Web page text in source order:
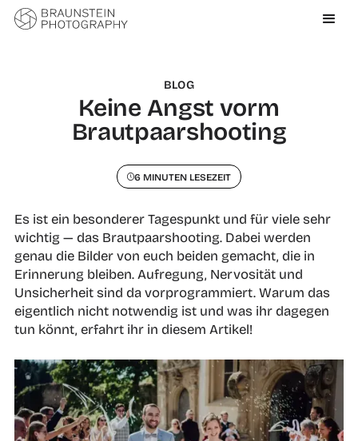
BLOG
Keine Angst vorm
Brautpaarshooting
6 MINUTEN LESEZEIT
Es ist ein besonderer Tagespunkt und für viele sehr
wichtig — das Brautpaarshooting. Dabei werden
genau die Bilder von euch beiden gemacht, die in
Erinnerung bleiben. Aufregung, Nervosität und
Unsicherheit sind da vorprogrammiert. Warum das
eigentlich nicht notwendig ist und was ihr dagegen
tun könnt, erfahrt ihr in diesem Artikel!